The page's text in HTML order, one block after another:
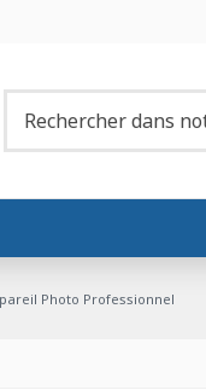
Photo Professionnel